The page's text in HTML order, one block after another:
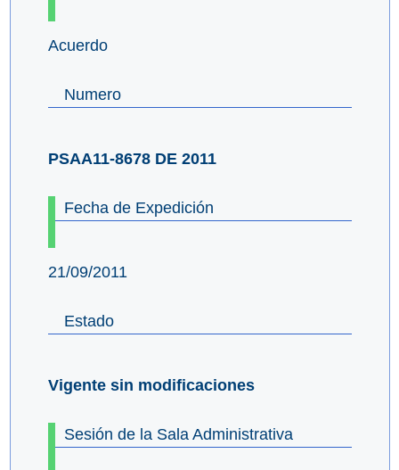
Acuerdo
Numero
PSAA11-8678 DE 2011
Fecha de Expedición
21/09/2011
Estado
Vigente sin modificaciones
Sesión de la Sala Administrativa